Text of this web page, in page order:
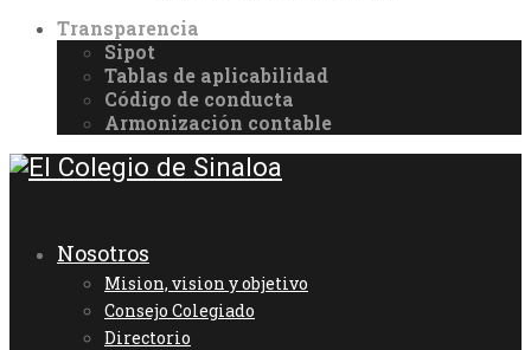
Transparencia
Sipot
Tablas de aplicabilidad
Código de conducta
Armonización contable
Nosotros
Mision, vision y objetivo
Consejo Colegiado
Directorio